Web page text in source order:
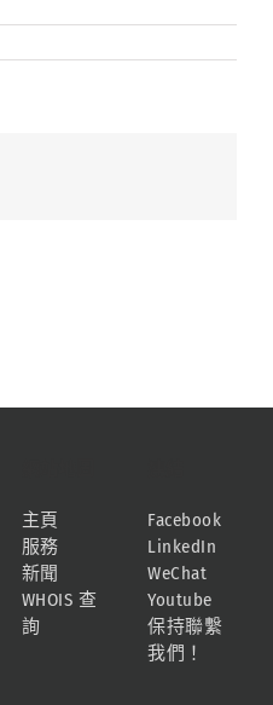
主頁
服務
新聞
WHOIS 查
詢
Facebook
LinkedIn
WeChat
Youtube
保持聯繫
我們！